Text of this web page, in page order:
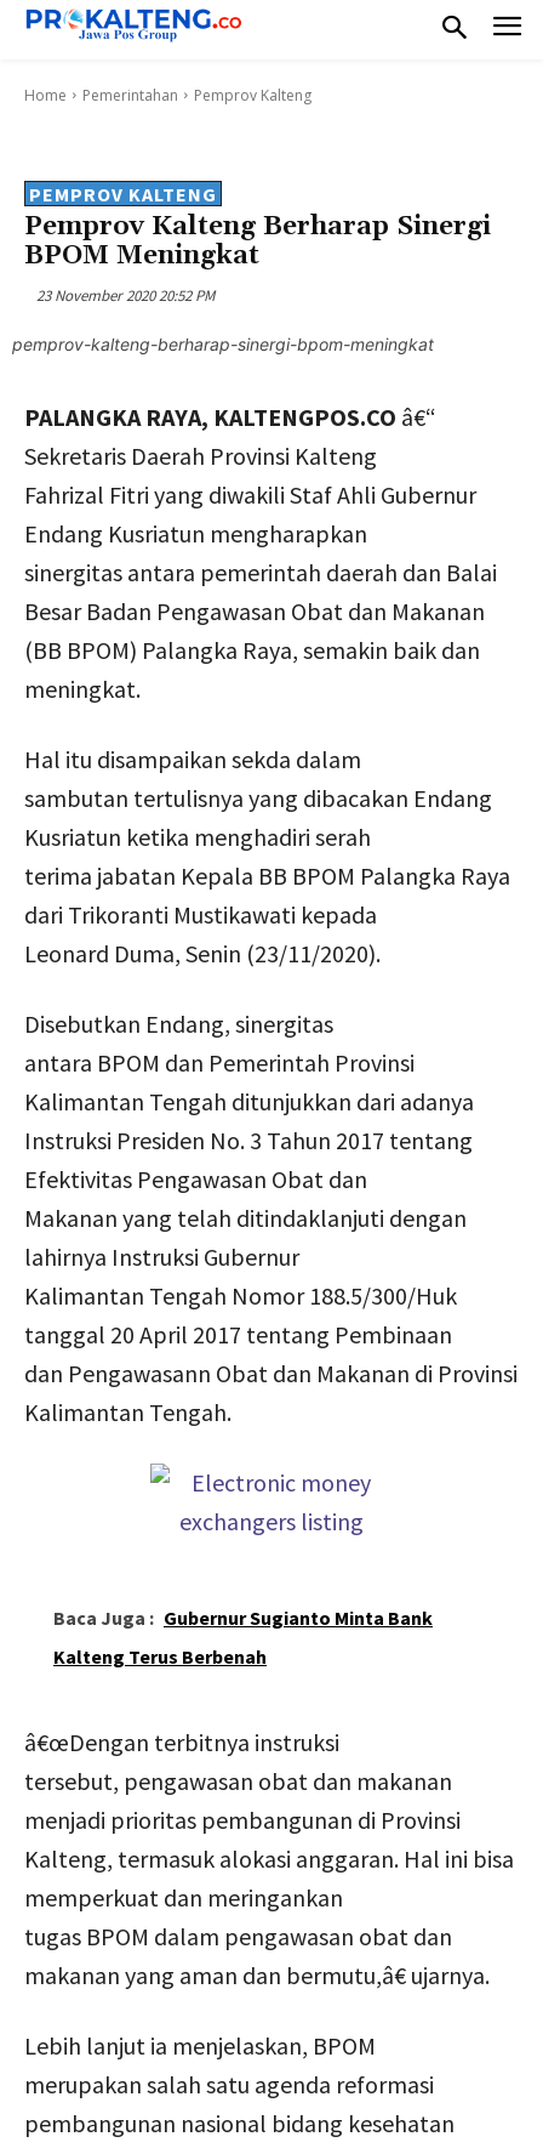
Home Pemerintahan Pemprov Kalteng
PEMPROV KALTENG
Pemprov Kalteng Berharap Sinergi
BPOM Meningkat
23 November 2020 20:52 PM
pemprov-kalteng-berharap-sinergi-bpom-meningkat
PALANGKA RAYA, KALTENGPOS.CO â€“
Sekretaris Daerah Provinsi Kalteng
Fahrizal Fitri yang diwakili Staf Ahli Gubernur
Endang Kusriatun mengharapkan
sinergitas antara pemerintah daerah dan Balai
Besar Badan Pengawasan Obat dan Makanan
(BB BPOM) Palangka Raya, semakin baik dan
meningkat.
Hal itu disampaikan sekda dalam
sambutan tertulisnya yang dibacakan Endang
Kusriatun ketika menghadiri serah
terima jabatan Kepala BB BPOM Palangka Raya
dari Trikoranti Mustikawati kepada
Leonard Duma, Senin (23/11/2020).
Disebutkan Endang, sinergitas
antara BPOM dan Pemerintah Provinsi
Kalimantan Tengah ditunjukkan dari adanya
Instruksi Presiden No. 3 Tahun 2017 tentang
Efektivitas Pengawasan Obat dan
Makanan yang telah ditindaklanjuti dengan
lahirnya Instruksi Gubernur
Kalimantan Tengah Nomor 188.5/300/Huk
tanggal 20 April 2017 tentang Pembinaan
dan Pengawasann Obat dan Makanan di Provinsi
Kalimantan Tengah.
Baca Juga : Gubernur Sugianto Minta Bank
Kalteng Terus Berbenah
â€œDengan terbitnya instruksi
tersebut, pengawasan obat dan makanan
menjadi prioritas pembangunan di Provinsi
Kalteng, termasuk alokasi anggaran. Hal ini bisa
memperkuat dan meringankan
tugas BPOM dalam pengawasan obat dan
makanan yang aman dan bermutu,â€ ujarnya.
Lebih lanjut ia menjelaskan, BPOM
merupakan salah satu agenda reformasi
pembangunan nasional bidang kesehatan